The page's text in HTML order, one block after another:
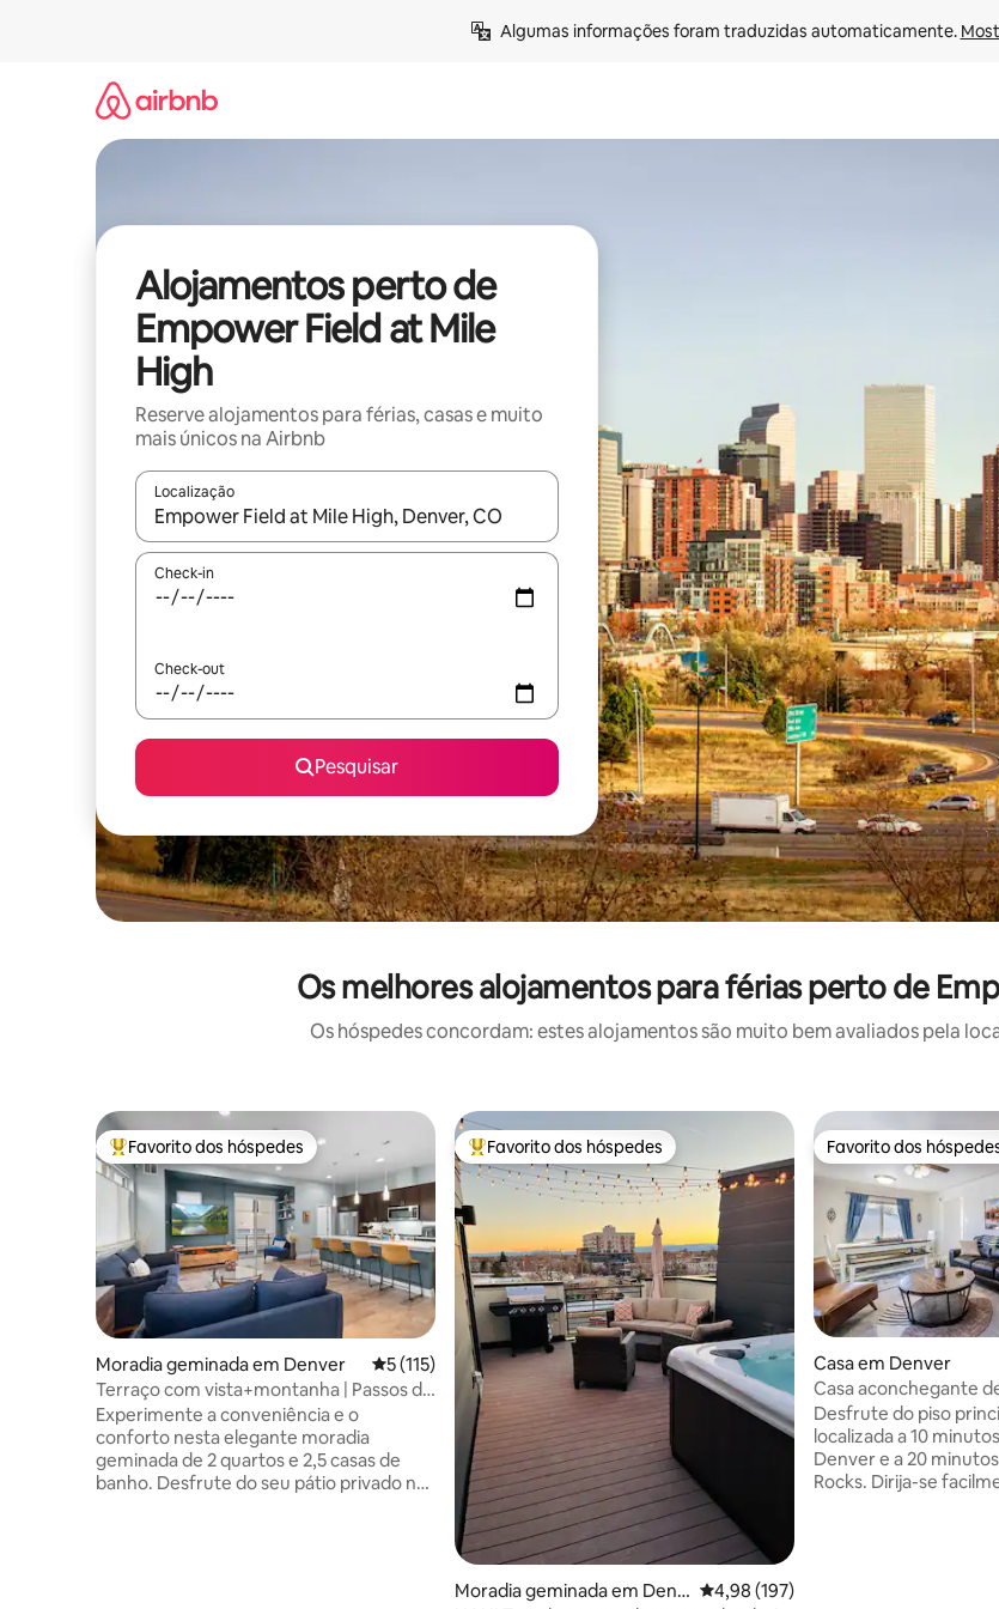
Algumas informações foram traduzidas automaticamente.
Alojamentos perto de
Empower Field at Mile
High
Reserve alojamentos para férias, casas e muito
mais únicos na Airbnb
Localização
Quando os resultados estiverem disponíveis, navegue com as teclas de seta para cima e para baixo ou
Check-in
Check-out
Pesquisar
Os melhores alojamentos para férias perto de
Os hóspedes concordam: estes alojamentos são muito bem avaliados pela
Favoritos dos hóspedes mais apreciados
Favorito dos hóspedes
Moradia geminada em Denver Classificação média de 5 em 5 estrelas, 115avaliações
5 (115)
Terraço com vista+montanha | Passos do
Empower Field
Experimente a conveniência e o
conforto nesta elegante moradia
geminada de 2 quartos e 2,5 casas de
banho. Desfrute do seu pátio privado no
Favoritos dos hóspedes mais apreciados
Favorito dos hóspedes
Moradia geminada em Denv
Classificação média de 4,98 em 5
4,98 (197)
Favorito dos
Favorito dos
Casa em Denver
Casa aconchegante
poucos minutos do
Desfrute do piso
localizada a 10
Denver e a 20
Rocks. Dirija-se